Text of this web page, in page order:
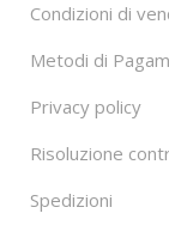
Condizioni di
Metodi di
Privacy policy
Risoluzione
Spedizioni